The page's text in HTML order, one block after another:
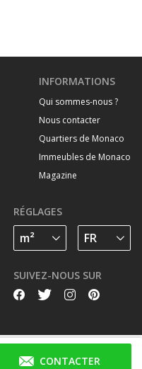
CONTACTER
INFORMATIONS
Qui sommes-nous ?
Nous contacter
Quartiers de Monaco
Immeubles de Monaco
Magazine
RÉGLAGES
SUIVEZ-NOUS SUR